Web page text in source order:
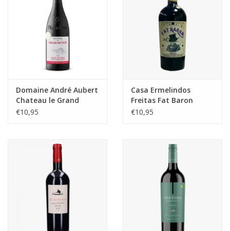
Domaine André Aubert
Chateau le Grand
Retour
€10,95
Casa Ermelindos
Freitas Fat Baron
Shiraz
€10,95